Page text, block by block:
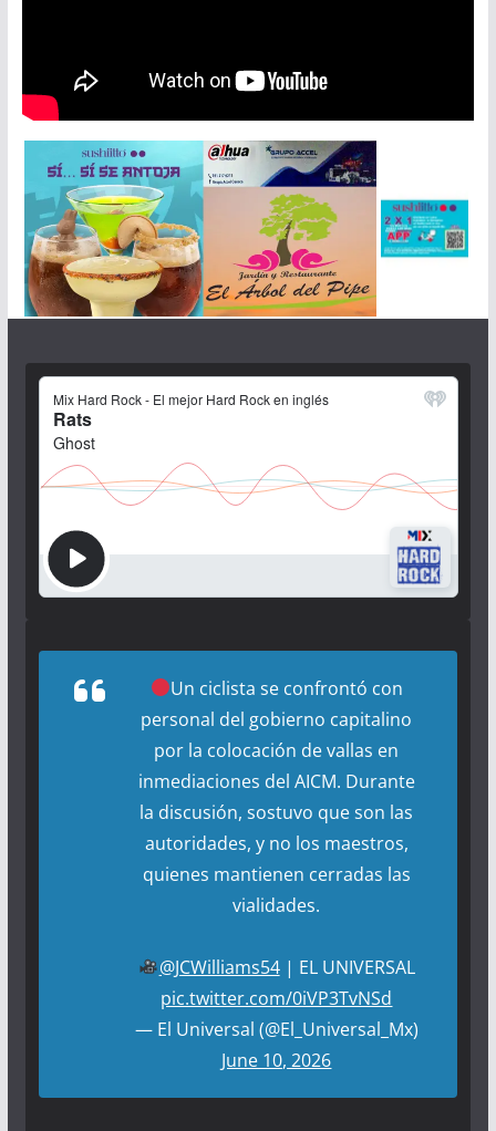
Un ciclista se confrontó con
personal del gobierno capitalino
por la colocación de vallas en
inmediaciones del AICM. Durante
la discusión, sostuvo que son las
autoridades, y no los maestros,
quienes mantienen cerradas las
vialidades.
@JCWilliams54| EL UNIVERSAL
pic.twitter.com/0iVP3TvNSd
— El Universal (@El_Universal_Mx)
June 10, 2026